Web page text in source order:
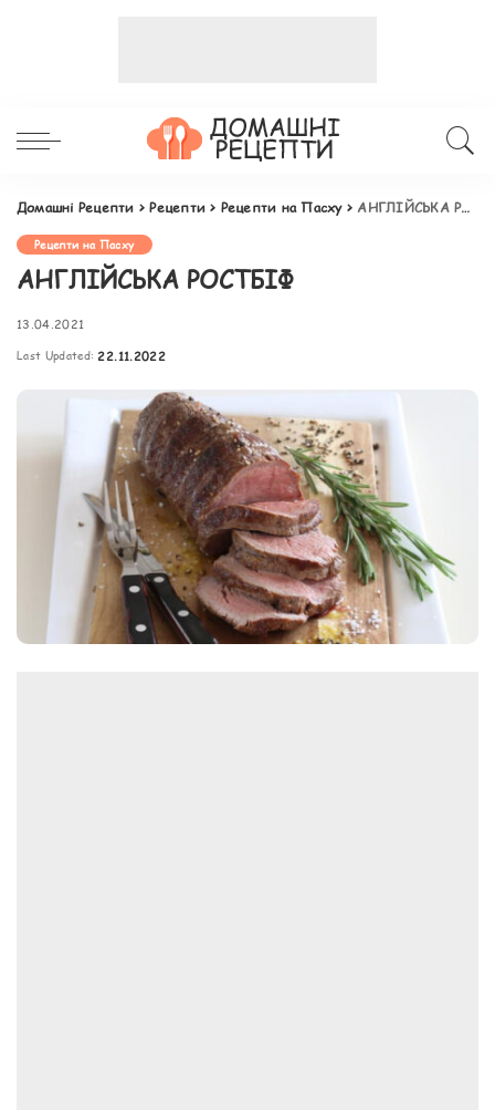
Домашні Рецепти >Рецепти > Рецепти на Пасху> АНГЛІЙСЬКА РОСТБІФ
Рецепти на Пасху
АНГЛІЙСЬКА РОСТБІФ
13.04.2021
Last Updated: 22.11.2022